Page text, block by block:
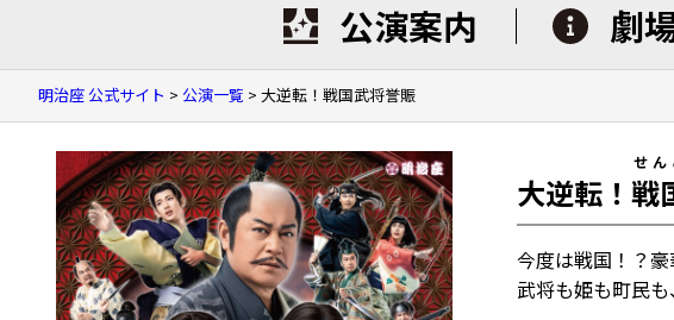
公演案内 劇
明治座 公式サイト > 公演一覧 > 大逆転！戦国武将誉賑
大逆転！ 戦
せ
今度は戦国！？
武将も姫も町民